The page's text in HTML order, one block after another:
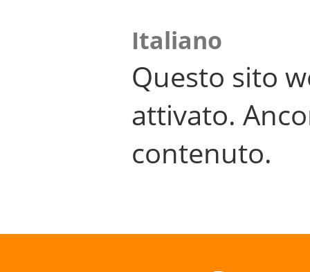
Italiano
Questo sito
attivato.
contenuto.